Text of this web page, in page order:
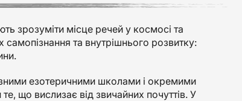
зрозуміти місце речей у космосі та
та внутрішнього розвитку:
езотеричними школами і окремими
що вислизає від звичайних почуттів. У